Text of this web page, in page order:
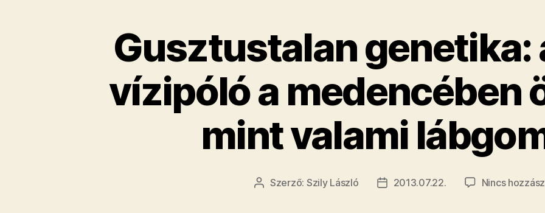
Gusztustalan genetika:
vízipóló a medencében
mint valami
Bejegyzés
Szerző: Szily László
Bejegyzés
2013.07.22. Nincs